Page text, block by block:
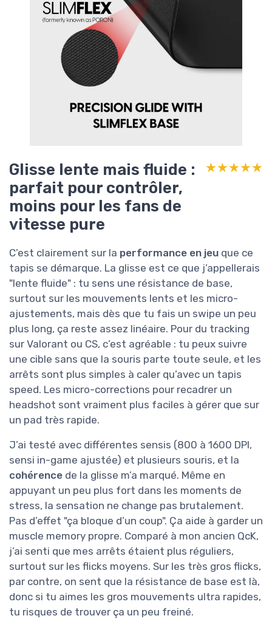
Glisse lente mais fluide :
parfait pour contrôler,
moins pour les fans de
vitesse pure
★★★★★
★★★★★
C’est clairement sur la performance en jeu que ce
tapis se démarque. La glisse est ce que j’appellerais
"lente fluide" : tu sens une résistance de base,
surtout sur les mouvements lents et les micro-
ajustements, mais dès que tu fais un swipe un peu
plus long, ça reste assez linéaire. Pour du tracking
sur Valorant ou CS, c’est agréable : tu peux suivre
une cible sans que la souris parte toute seule, et les
arrêts sont plus simples à caler qu’avec un tapis
speed. Les micro-corrections pour recadrer un
headshot sont vraiment plus faciles à gérer que sur
un pad très rapide.
J’ai testé avec différentes sensis (800 à 1600 DPI,
sensi in-game ajustée) et plusieurs souris, et la
cohérence de la glisse m’a marqué. Même en
appuyant un peu plus fort dans les moments de
stress, la sensation ne change pas brutalement.
Pas d’effet "ça bloque d’un coup". Ça aide à garder un
muscle memory propre. Comparé à mon ancien QcK,
j’ai senti que mes arrêts étaient plus réguliers,
surtout sur les flicks moyens. Sur les très gros flicks,
par contre, on sent que la résistance de base est là,
donc si tu aimes les gros mouvements ultra rapides,
tu risques de trouver ça un peu freiné.